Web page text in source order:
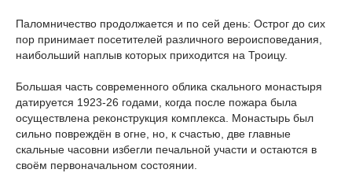
Паломничество продолжается и по сей день: Острог до сих
пор принимает посетителей различного вероисповедания,
наибольший наплыв которых приходится на Троицу.
Большая часть современного облика скального монастыря
датируется 1923-26 годами, когда после пожара была
осуществлена реконструкция комплекса. Монастырь был
сильно повреждён в огне, но, к счастью, две главные
скальные часовни избегли печальной участи и остаются в
своём первоначальном состоянии.